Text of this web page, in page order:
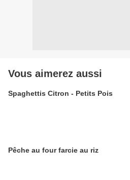
Vous aimerez aussi
Spaghettis Citron - Petits Pois
Pêche au four farcie au riz